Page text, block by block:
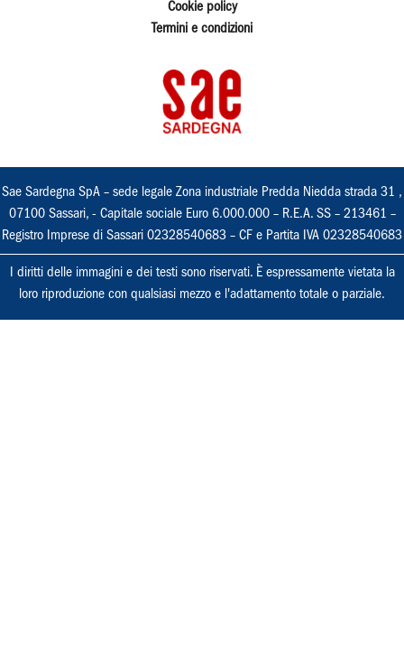
Cookie policy
Termini e condizioni
Sae Sardegna SpA – sede legale Zona industriale Predda Niedda strada 31 ,
07100 Sassari, - Capitale sociale Euro 6.000.000 – R.E.A. SS – 213461 –
Registro Imprese di Sassari 02328540683 – CF e Partita IVA 02328540683
I diritti delle immagini e dei testi sono riservati. È espressamente vietata la
loro riproduzione con qualsiasi mezzo e l'adattamento totale o parziale.